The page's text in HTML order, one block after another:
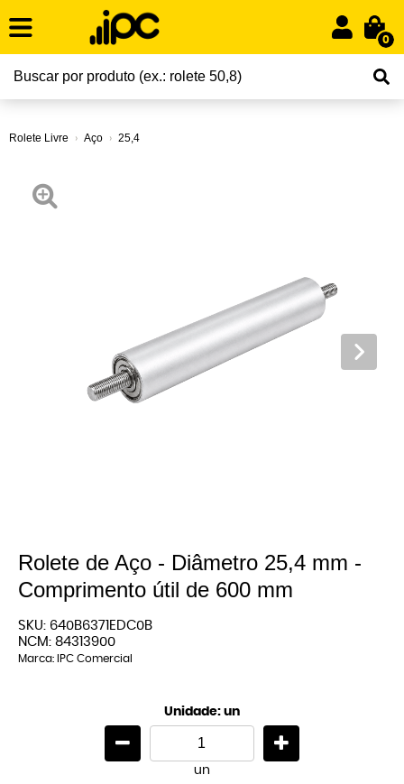
0
Rolete Livre Aço 25,4
Rolete de Aço - Diâmetro 25,4 mm -
Comprimento útil de 600 mm
SKU: 640B6371EDC0B
NCM: 84313900
Marca: IPC Comercial
Unidade: un
un